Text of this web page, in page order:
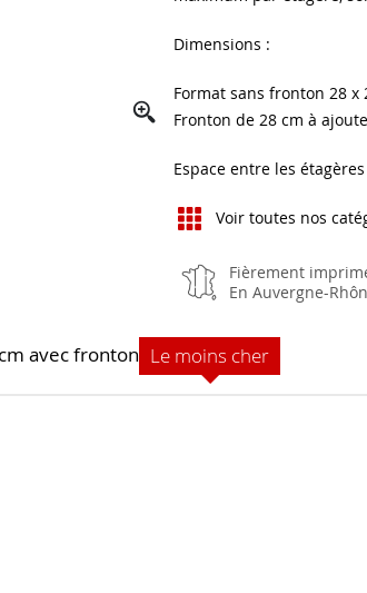
Dimensions :
Format sans fronton 28 x
Fronton de 28 cm à
Espace entre les
Voir toutes nos
Fièrement
En Auvergne-
avec fronton Le moins cher